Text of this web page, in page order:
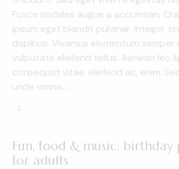
Fusce sodales augue a accumsan.
ipsum eget blandit pulvinar. Integer
dapibus. Vivamus elementum semper
vulputate eleifend tellus. Aenean leo
consequat vitae, eleifend ac, enim.
unde omnis…
Fun, food & music: birthday
for adults